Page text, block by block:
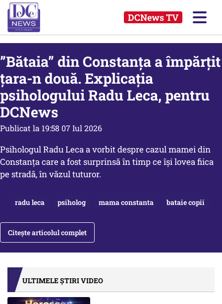
DCNews TV
”Bătaia” din Constanța a împărțit
țara-n două. Explicația
psihologului Radu Leca, pentru
DCNews
Publicat la 19:58 07 Iul 2026
Psihologul Radu Leca a vorbit despre cazul mamei din
Constanța care a fost surprinsă în timp ce își lovea fiica
pe stradă, în văzul tuturor.
radu leca psiholog mama constanta bataie copii
Citește articolul complet
ULTIMELE ȘTIRI VIDEO